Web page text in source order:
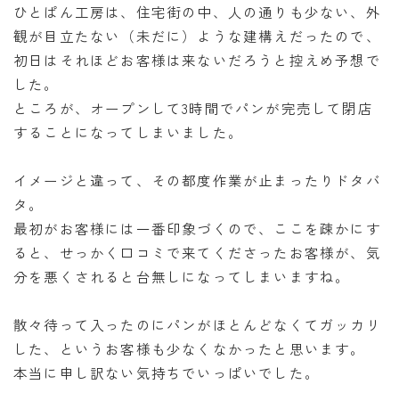
ひとぱん工房は、住宅街の中、人の通りも少ない、外
観が目立たない（未だに）ような建構えだったので、
初日はそれほどお客様は来ないだろうと控えめ予想で
した。
ところが、オープンして3時間でパンが完売して閉店
することになってしまいました。
イメージと違って、その都度作業が止まったりドタバ
タ。
最初がお客様には一番印象づくので、ここを疎かにす
ると、せっかく口コミで来てくださったお客様が、気
分を悪くされると台無しになってしまいますね。
散々待って入ったのにパンがほとんどなくてガッカリ
した、というお客様も少なくなかったと思います。
本当に申し訳ない気持ちでいっぱいでした。